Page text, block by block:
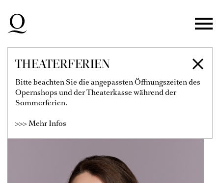
Zur Hauptnavigation springen
Zum Hauptinhalt springen
Zum Footer springen
THEATERFERIEN
Bitte beachten Sie die angepassten Öffnungszeiten des
Opernshops und der Theaterkasse während der
Sommerferien.
>>> Mehr Infos
MARIA POLAŃSKA